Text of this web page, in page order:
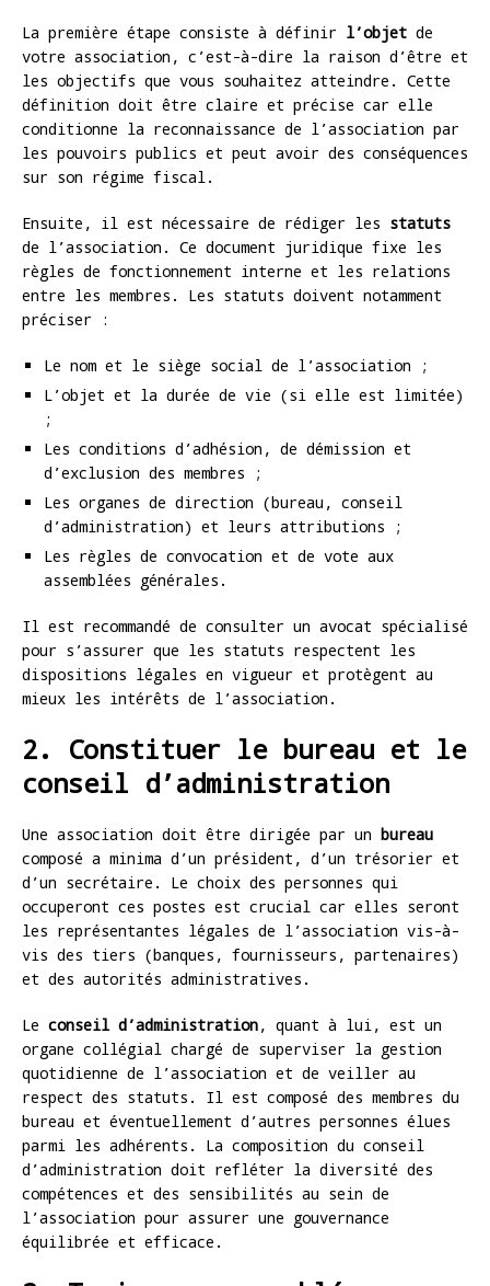
La première étape consiste à définir l’objet de
votre association, c’est-à-dire la raison d’être et
les objectifs que vous souhaitez atteindre. Cette
définition doit être claire et précise car elle
conditionne la reconnaissance de l’association par
les pouvoirs publics et peut avoir des conséquences
sur son régime fiscal.
Ensuite, il est nécessaire de rédiger les statuts
de l’association. Ce document juridique fixe les
règles de fonctionnement interne et les relations
entre les membres. Les statuts doivent notamment
préciser :
Le nom et le siège social de l’association ;
L’objet et la durée de vie (si elle est limitée)
;
Les conditions d’adhésion, de démission et
d’exclusion des membres ;
Les organes de direction (bureau, conseil
d’administration) et leurs attributions ;
Les règles de convocation et de vote aux
assemblées générales.
Il est recommandé de consulter un avocat spécialisé
pour s’assurer que les statuts respectent les
dispositions légales en vigueur et protègent au
mieux les intérêts de l’association.
2. Constituer le bureau et le
conseil d’administration
Une association doit être dirigée par un bureau
composé a minima d’un président, d’un trésorier et
d’un secrétaire. Le choix des personnes qui
occuperont ces postes est crucial car elles seront
les représentantes légales de l’association vis-à-
vis des tiers (banques, fournisseurs, partenaires)
et des autorités administratives.
Le conseil d’administration, quant à lui, est un
organe collégial chargé de superviser la gestion
quotidienne de l’association et de veiller au
respect des statuts. Il est composé des membres du
bureau et éventuellement d’autres personnes élues
parmi les adhérents. La composition du conseil
d’administration doit refléter la diversité des
compétences et des sensibilités au sein de
l’association pour assurer une gouvernance
équilibrée et efficace.